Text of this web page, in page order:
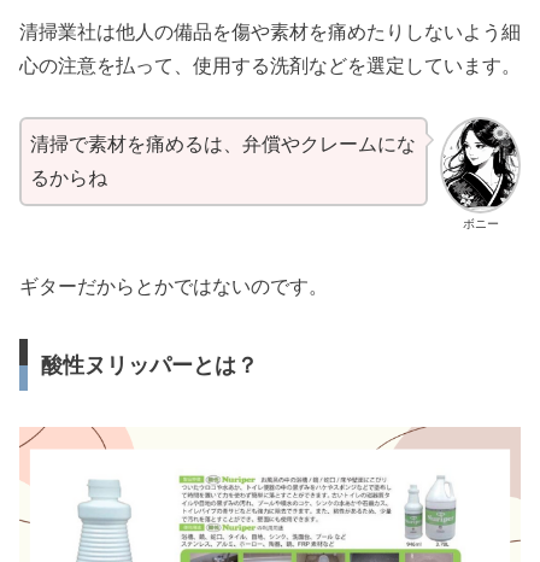
清掃業社は他人の備品を傷や素材を痛めたりしないよう細
心の注意を払って、使用する洗剤などを選定しています。
ボニー
清掃で素材を痛めるは、弁償やクレームにな
るからね
ギターだからとかではないのです。
酸性ヌリッパーとは？